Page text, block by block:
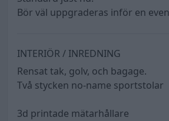
Bör väl uppgraderas inför en
INTERIÖR / INREDNING
Rensat tak, golv, och bagage.
Två stycken no-name sportstolar
3d printade mätarhållare